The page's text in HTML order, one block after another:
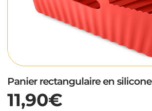
Panier rectangulaire en silicone
11,90€